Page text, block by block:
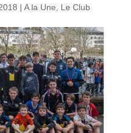
| A la Une, Le Club